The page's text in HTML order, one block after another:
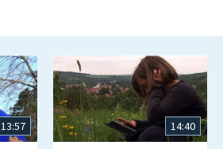
13:57 14:40